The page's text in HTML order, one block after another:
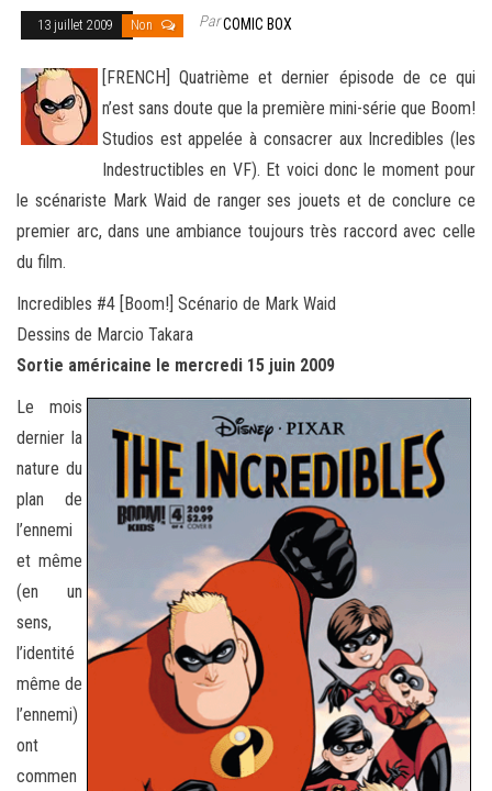
13 juillet 2009 Non ParCOMIC BOX
[FRENCH] Quatrième et dernier épisode de ce qui
n’est sans doute que la première mini-série que Boom!
Studios est appelée à consacrer aux Incredibles (les
Indestructibles en VF). Et voici donc le moment pour
le scénariste Mark Waid de ranger ses jouets et de conclure ce
premier arc, dans une ambiance toujours très raccord avec celle
du film.
Incredibles #4 [Boom!] Scénario de Mark Waid
Dessins de Marcio Takara
Sortie américaine le mercredi 15 juin 2009
Le mois
dernier la
nature du
plan de
l’ennemi
et même
(en un
sens,
l’identité
même de
l’ennemi)
ont
commen